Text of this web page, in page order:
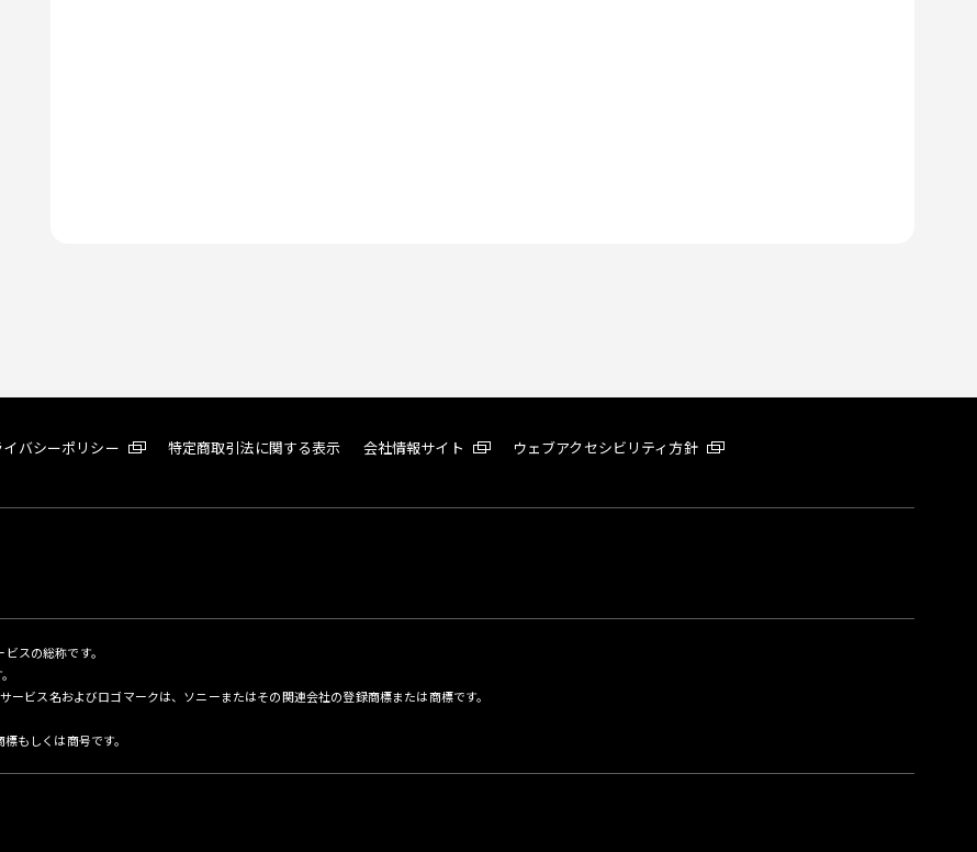
イバシーポリシー 特定商取引法に関する表示 会社情報サイト ウェブアクセシビリティ方針
スの総称です。
ビス名およびロゴマークは、ソニーまたはその関連会社の登録商標または商標です。
もしくは商号です。